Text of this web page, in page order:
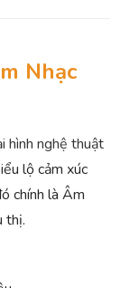
Nhạc
hình nghệ thuật
lộ cảm xúc
chính là Âm
thị.